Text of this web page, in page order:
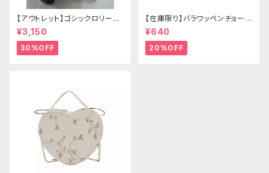
【アウトレット】ゴシックロリータ
ゴールドクラウン＆ホーン(ヴェ
ール付き)
¥3,150
30%OFF
【在庫限り】バラワッペンチョーカ
ー
¥640
20%OFF